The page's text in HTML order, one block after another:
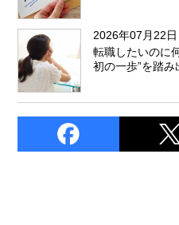
2026年07月22日
転職したいのに
初の一歩”を踏み